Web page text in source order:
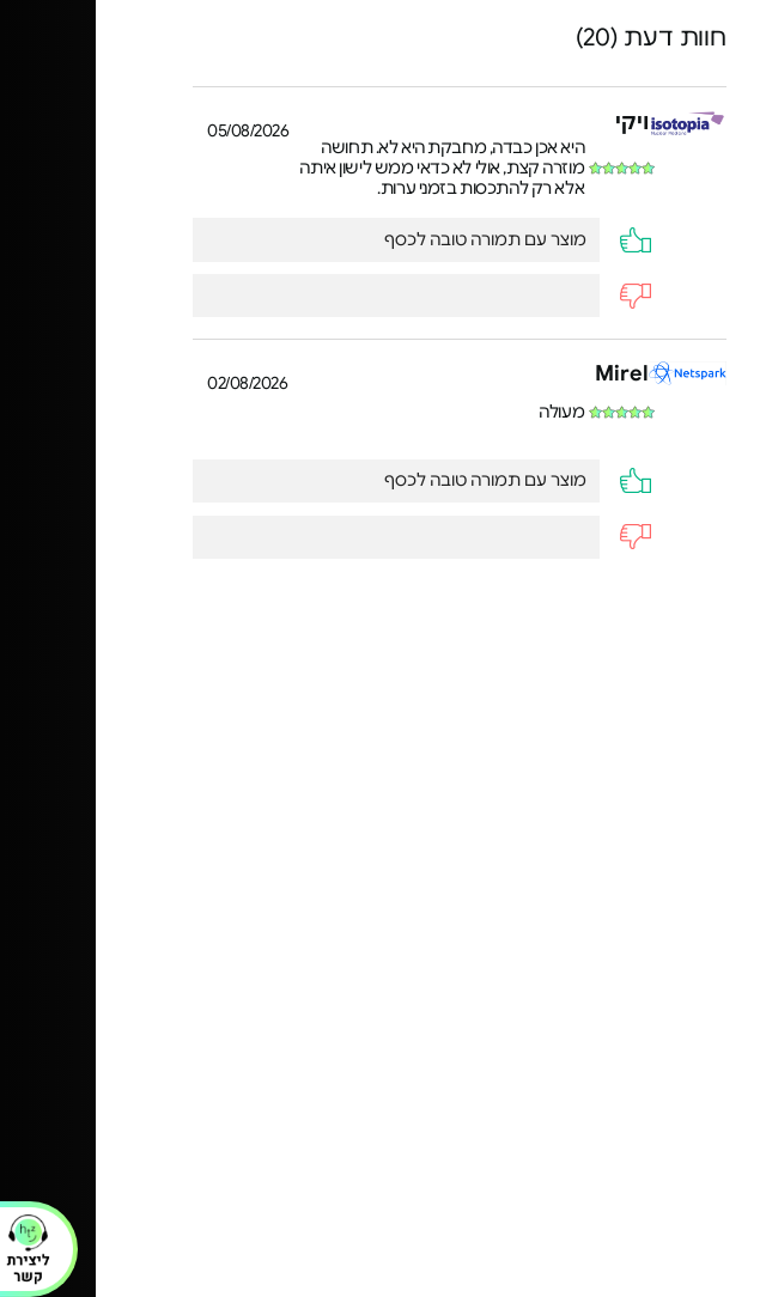
חוות דעת (20)
ויקי
היא אכן כבדה, מחבקת היא לא. תחושה
מוזרה קצת, אולי לא כדאי ממש לישון איתה
אלא רק להתכסות בזמני ערות.
05/08/2026
מוצר עם תמורה טובה לכסף
Mirel
מעולה
02/08/2026
מוצר עם תמורה טובה לכסף